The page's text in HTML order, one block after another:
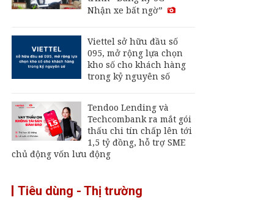
giới trong tuần liên
Thu hút FDI chất
lượng cao: Đòn bẩy
cho mục tiêu tăng
trưởng hai con số
Quay đầu giảm
Nhận xe bất ngờ”
Viettel sở hữu đầu số
095, mở rộng lựa chọn
kho số cho khách hàng
trong kỷ nguyên số
Tendoo Lending và
Techcombank ra mắt gói
thấu chi tín chấp lên tới
1,5 tỷ đồng, hỗ trợ SME
chủ động vốn lưu động
Tiêu dùng - Thị trường